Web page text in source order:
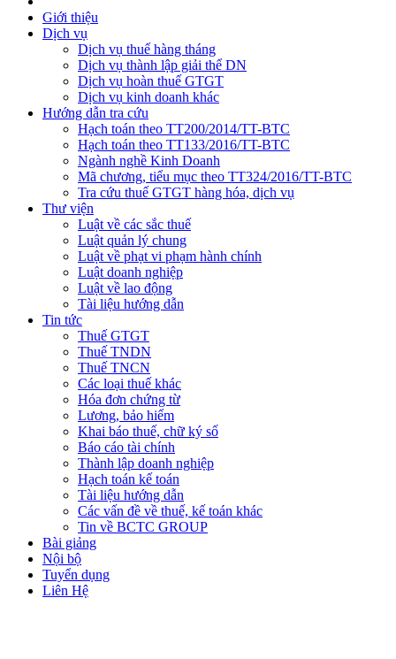
Giới thiệu
Dịch vụ
Dịch vụ thuế hàng tháng
Dịch vụ thành lập giải thể DN
Dịch vụ hoàn thuế GTGT
Dịch vụ kinh doanh khác
Hướng dẫn tra cứu
Hạch toán theo TT200/2014/TT-BTC
Hạch toán theo TT133/2016/TT-BTC
Ngành nghề Kinh Doanh
Mã chương, tiểu mục theo TT324/2016/TT-BTC
Tra cứu thuế GTGT hàng hóa, dịch vụ
Thư viện
Luật về các sắc thuế
Luật quản lý chung
Luật về phạt vi phạm hành chính
Luật doanh nghiệp
Luật về lao động
Tài liệu hướng dẫn
Tin tức
Thuế GTGT
Thuế TNDN
Thuế TNCN
Các loại thuế khác
Hóa đơn chứng từ
Lương, bảo hiểm
Khai báo thuế, chữ ký số
Báo cáo tài chính
Thành lập doanh nghiệp
Hạch toán kế toán
Tài liệu hướng dẫn
Các vấn đề về thuế, kế toán khác
Tin về BCTC GROUP
Bài giảng
Nội bộ
Tuyển dụng
Liên Hệ